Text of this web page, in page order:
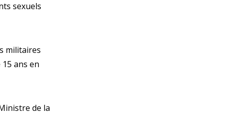
sexuels
militaires
ans en
de la